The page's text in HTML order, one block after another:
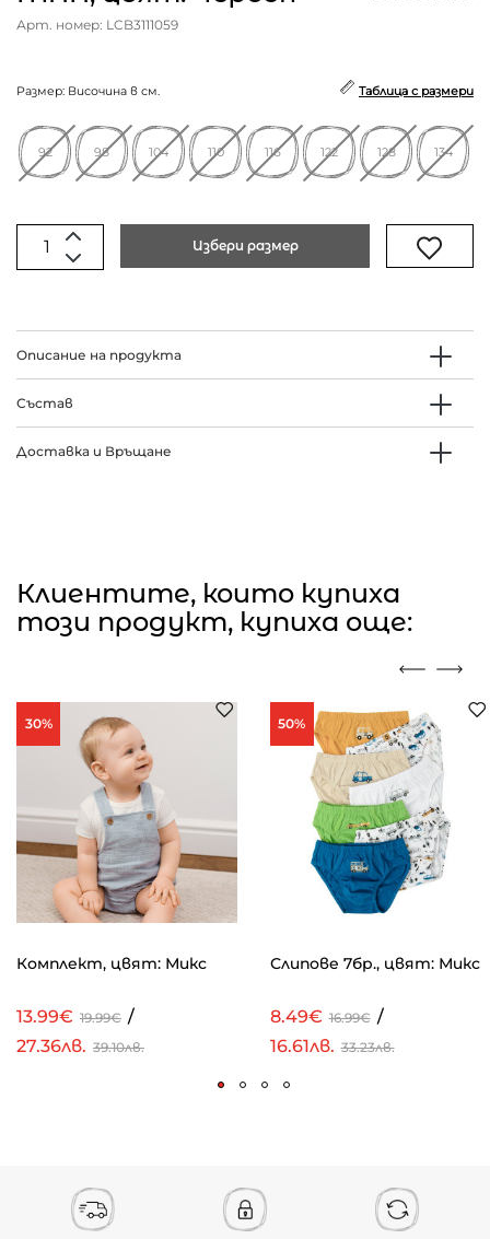
Арт. номер: LCB3111059
Размер: Височина в см. Таблица с размери
92 98 104 110 116 122 128 134
Избери размер
Описание на продукта
Състав
Доставка и Връщане
Клиентите, които купиха
този продукт, купиха още:
30%
Комплект, цвят: Микс
13.99€ 19.99€ /
27.36лв. 39.10лв.
50%
Слипове 7бр., цвят: Микс
8.49€ 16.99€ /
16.61лв. 33.23лв.